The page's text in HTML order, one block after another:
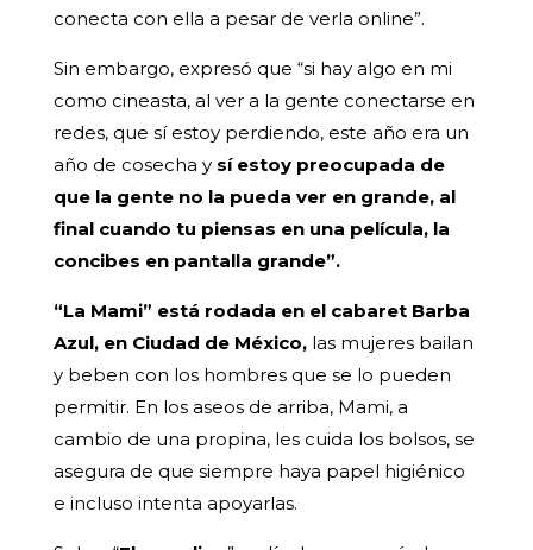
conecta con ella a pesar de verla online”.
Sin embargo, expresó que “si hay algo en mi
como cineasta, al ver a la gente conectarse en
redes, que sí estoy perdiendo, este año era un
año de cosecha y sí estoy preocupada de
que la gente no la pueda ver en grande, al
final cuando tu piensas en una película, la
concibes en pantalla grande”.
“La Mami” está rodada en el cabaret Barba
Azul, en Ciudad de México,las mujeres bailan
y beben con los hombres que se lo pueden
permitir. En los aseos de arriba, Mami, a
cambio de una propina, les cuida los bolsos, se
asegura de que siempre haya papel higiénico
e incluso intenta apoyarlas.